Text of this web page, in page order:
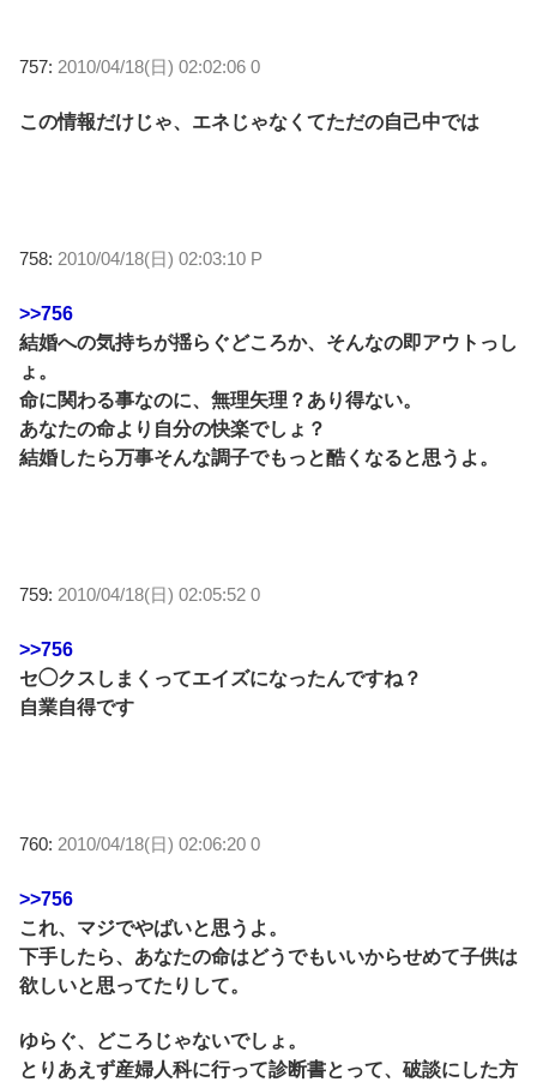
757: 2010/04/18(日) 02:02:06 0
この情報だけじゃ、エネじゃなくてただの自己中では
758: 2010/04/18(日) 02:03:10 P
>>756
結婚への気持ちが揺らぐどころか、そんなの即アウトっし
ょ。
命に関わる事なのに、無理矢理？あり得ない。
あなたの命より自分の快楽でしょ？
結婚したら万事そんな調子でもっと酷くなると思うよ。
759: 2010/04/18(日) 02:05:52 0
>>756
セ◯クスしまくってエイズになったんですね？
自業自得です
760: 2010/04/18(日) 02:06:20 0
>>756
これ、マジでやばいと思うよ。
下手したら、あなたの命はどうでもいいからせめて子供は
欲しいと思ってたりして。
ゆらぐ、どころじゃないでしょ。
とりあえず産婦人科に行って診断書とって、破談にした方